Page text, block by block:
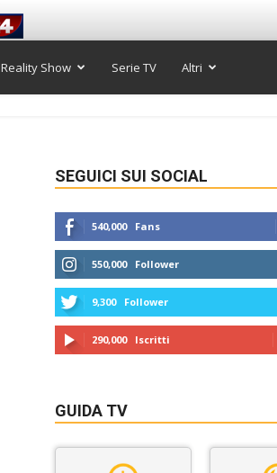
Reality Show Serie TV Altri
SEGUICI SUI SOCIAL
540,000 Fans
550,000 Follower
9,300 Follower
290,000 Iscritti
GUIDA TV